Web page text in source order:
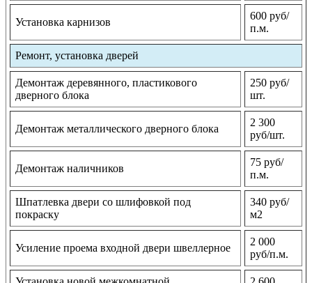
Установка карнизов
600 руб/
п.м.
Ремонт, установка дверей
Демонтаж деревянного, пластикового
дверного блока
250 руб/
шт.
Демонтаж металлического дверного блока
2 300
руб/шт.
Демонтаж наличников
75 руб/
п.м.
Шпатлевка двери со шлифовкой под
покраску
340 руб/
м2
Усиление проема входной двери швеллерное
2 000
руб/п.м.